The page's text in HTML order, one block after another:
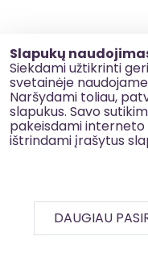
Slapukų
Siekdami užtikrinti
svetainėje
Naršydami toliau,
slapukus. Savo
pakeisdami
ištrindami įrašytus
DAUGIAU
Slapukų naudojimas
Korupcijos prevencija
Kontaktai